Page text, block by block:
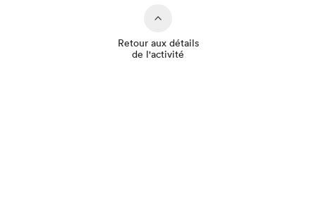
Retour aux détails
de l'activité